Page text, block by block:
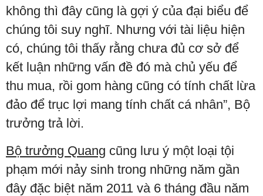
không thì đây cũng là gợi ý của đại biểu để
chúng tôi suy nghĩ. Nhưng với tài liệu hiện
có, chúng tôi thấy rằng chưa đủ cơ sở để
kết luận những vấn đề đó mà chủ yếu để
thu mua, rồi gom hàng cũng có tính chất lừa
đảo để trục lợi mang tính chất cá nhân”, Bộ
trưởng trả lời.
Bộ trưởng Quang cũng lưu ý một loại tội
phạm mới nảy sinh trong những năm gần
đây đặc biệt năm 2011 và 6 tháng đầu năm